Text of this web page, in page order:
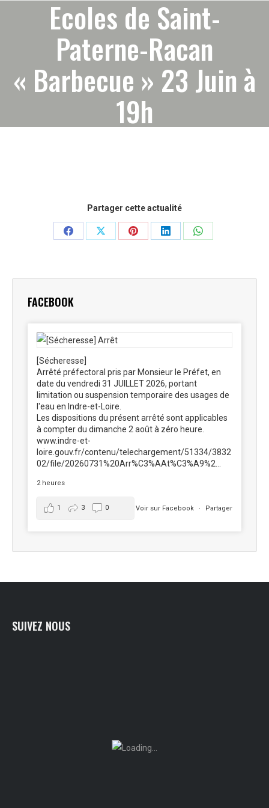
Ecoles de Saint-
Paterne-Racan
« Barbecue » 23 Juin à
19h
Partager cette actualité
PartagerPartagerPartagerPartagerPartager
FACEBOOK
[Sécheresse]
Arrêté préfectoral pris par Monsieur le Préfet, en
date du vendredi 31 JUILLET 2026, portant
limitation ou suspension temporaire des usages de
l'eau en Indre-et-Loire.
Les dispositions du présent arrêté sont applicables
à compter du dimanche 2 août à zéro heure.
www.indre-et-
loire.gouv.fr/contenu/telechargement/51334/3832
02/file/20260731%20Arr%C3%AAt%C3%A9%2...
2 heures
Voir sur Facebook · Partager
1 3 0
SUIVEZ NOUS